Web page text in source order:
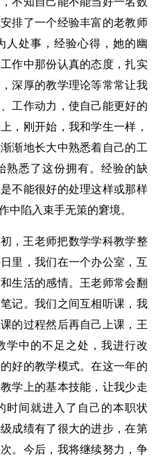
排了一个经验丰富的老教师
人处事，经验心得，她的幽
作中那份认真的态度，扎实
深厚的教学理论等常常让我
工作动力，使自己能更好的
，刚开始，我和学生一样，
渐地长大中熟悉着自己的工
熟悉了这份拥有。经验的缺
不能很好的处理这样或那样
中陷入束手无策的窘境。
，王老师把数学学科教学整
里，我们在一个办公室，互
生活的感情。王老师常会翻
记。我们之间互相听课，我
的过程然后再自己上课，王
学中的不足之处，我进行改
好的教学模式。在这一年的
学上的基本技能，让我少走
时间就进入了自己的本职状
成绩有了很大的进步，在第
。今后，我将继续努力，争